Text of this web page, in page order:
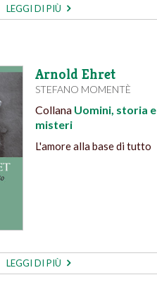
LEGGI DI PIÙ
Arnold Ehret
STEFANO MOMENTÈ
Collana Uomini, storia e
misteri
L'amore alla base di tutto
LEGGI DI PIÙ